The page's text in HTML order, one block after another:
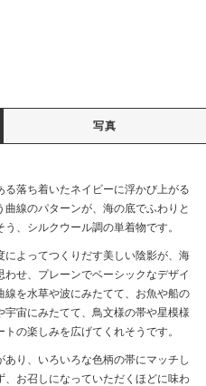
写真
落ち着いたネイビーに浮かび上がる
線のパターンが、海の底でふわりと
、シルクウール調の単着物です。
よってつくりだす美しい陰影が、海
せ、プレーンでベーシックなデザイ
を水草や波にみたてて、お魚や船の
宙にみたてて、鳥文様の帯や星模様
の楽しみを広げてくれそうです。
り、いろいろな色柄の帯にマッチし
お召しになっていただくほどに味わ